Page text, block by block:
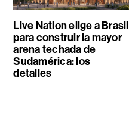
Live Nation elige a Brasil
para construir la mayor
arena techada de
Sudamérica: los
detalles